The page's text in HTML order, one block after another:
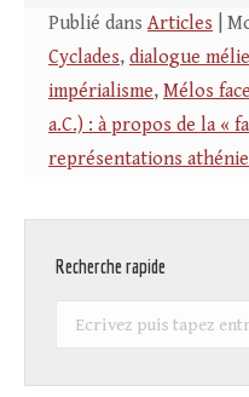
Publié dans Articles |
Cyclades, dialogue
impérialisme, Mélos
a.C.) : à propos de la «
représentations
Recherche rapide
Recherche